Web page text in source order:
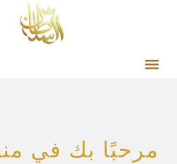
مرحبًا بك في